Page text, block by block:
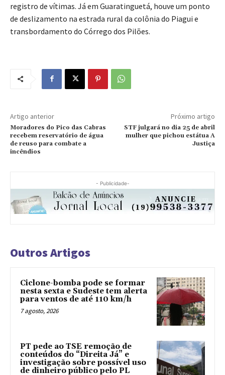
registro de vítimas. Já em Guaratinguetá, houve um ponto
de deslizamento na estrada rural da colônia do Piagui e
transbordamento do Córrego dos Pilões.
Artigo anterior
Moradores do Pico das Cabras
recebem reservatório de água
de reuso para combate a
incêndios
Próximo artigo
STF julgará no dia 25 de abril
mulher que pichou estátua A
Justiça
- Publicidade-
Outros Artigos
Ciclone-bomba pode se formar
nesta sexta e Sudeste tem alerta
para ventos de até 110 km/h
7 agosto, 2026
PT pede ao TSE remoção de
conteúdos do “Direita Já” e
investigação sobre possível uso
de dinheiro público pelo PL